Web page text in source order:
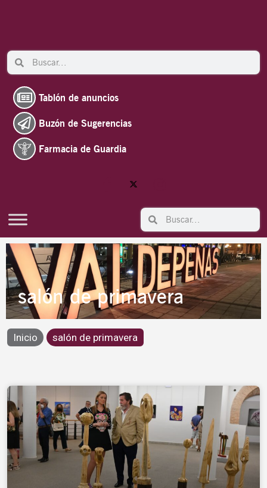
Search Search
Tablón de anuncios
Buzón de Sugerencias
Farmacia de Guardia
Search Search
salón de primavera
Inicio salón de primavera